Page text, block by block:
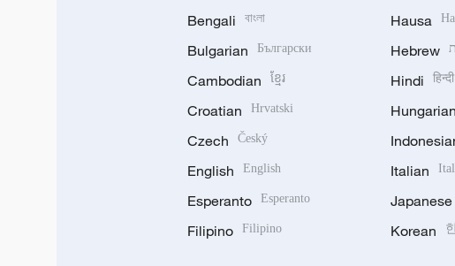
Bengali বাংলা
Bulgarian Български
Cambodian ខ្មែរ
Croatian Hrvatski
Czech Český
English English
Esperanto Esperanto
Filipino Filipino
Hausa
Hebrew
Hindi हिन्दी
Hungarian
Italian
Japanese
Korean